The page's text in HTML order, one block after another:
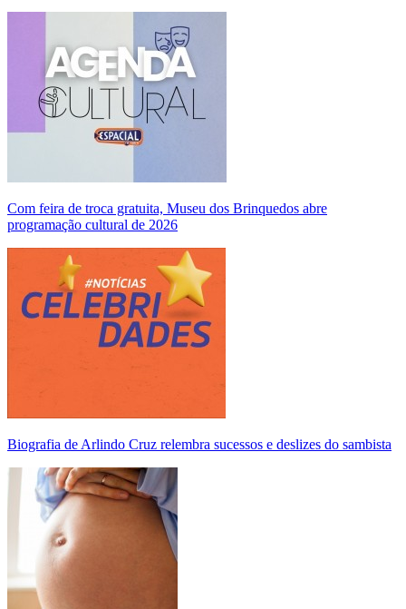
Com feira de troca gratuita, Museu dos Brinquedos abre
programação cultural de 2026
Biografia de Arlindo Cruz relembra sucessos e deslizes do sambista